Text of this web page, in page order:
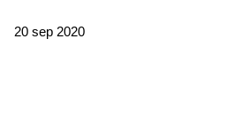
20 sep 2020